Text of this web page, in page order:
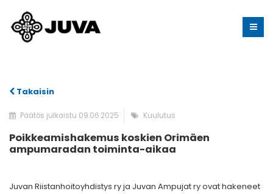
Takaisin
Päätös julkaistu 09.06.2025 Kuulutus
Poikkeamishakemus koskien Orimäen
ampumaradan toiminta-aikaa
Juvan Riistanhoitoyhdistys ry ja Juvan Ampujat ry ovat hakeneet